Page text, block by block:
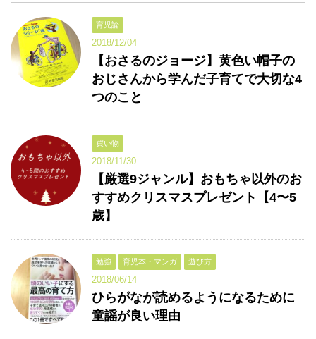
育児論
2018/12/04
【おさるのジョージ】黄色い帽子の
おじさんから学んだ子育てで大切な4
つのこと
買い物
2018/11/30
【厳選9ジャンル】おもちゃ以外のお
すすめクリスマスプレゼント【4〜5
歳】
勉強 育児本・マンガ 遊び方
2018/06/14
ひらがなが読めるようになるために
童謡が良い理由